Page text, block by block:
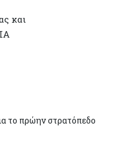
και
το πρώην στρατόπεδο